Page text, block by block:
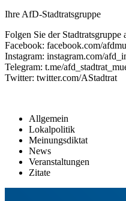
Ihre AfD-Stadtratsgruppe
Folgen Sie der Stadtratsgruppe
Facebook: facebook.com/
Instagram: instagram.com/
Telegram: t.me/
Twitter: twitter.com/AStadtrat
Allgemein
Lokalpolitik
Meinungsdiktat
News
Veranstaltungen
Zitate